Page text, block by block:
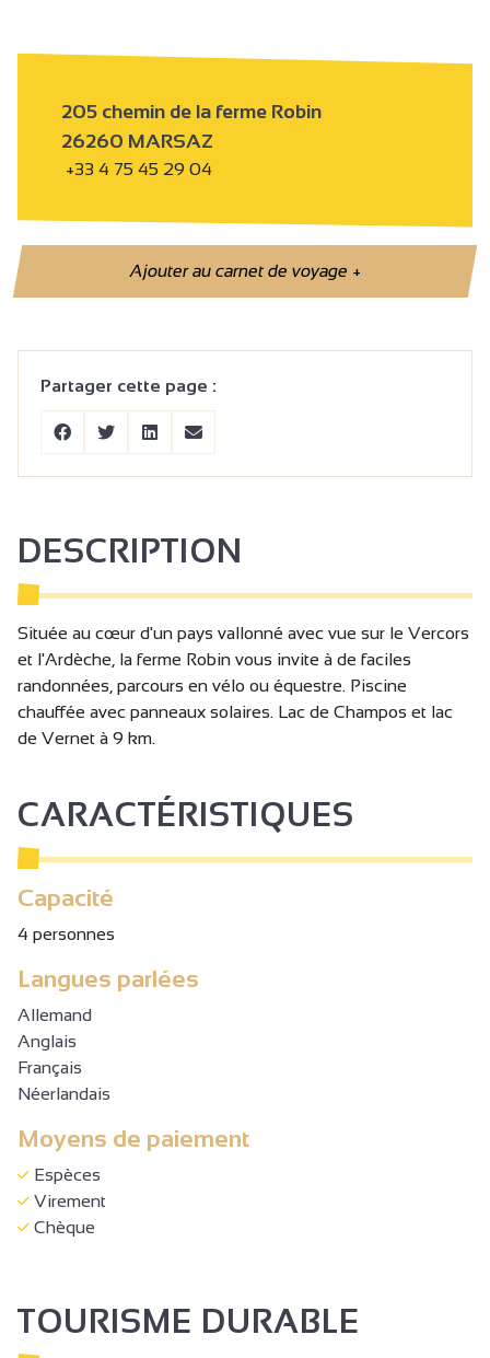
205 chemin de la ferme Robin
26260 MARSAZ
+33 4 75 45 29 04
Ajouter au carnet de voyage+
Partager cette page :
DESCRIPTION
Située au cœur d'un pays vallonné avec vue sur le Vercors
et l'Ardèche, la ferme Robin vous invite à de faciles
randonnées, parcours en vélo ou équestre. Piscine
chauffée avec panneaux solaires. Lac de Champos et lac
de Vernet à 9 km.
CARACTÉRISTIQUES
Capacité
4 personnes
Langues parlées
Allemand
Anglais
Français
Néerlandais
Moyens de paiement
Espèces
Virement
Chèque
TOURISME DURABLE